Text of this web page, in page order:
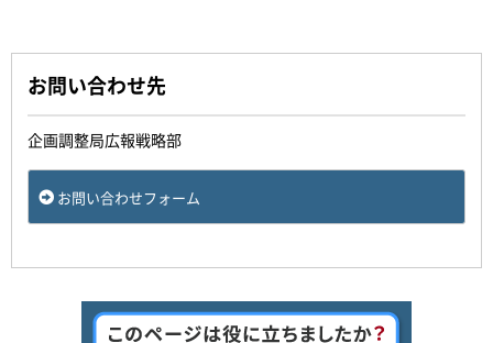
お問い合わせ先
企画調整局広報戦略部
お問い合わせフォーム